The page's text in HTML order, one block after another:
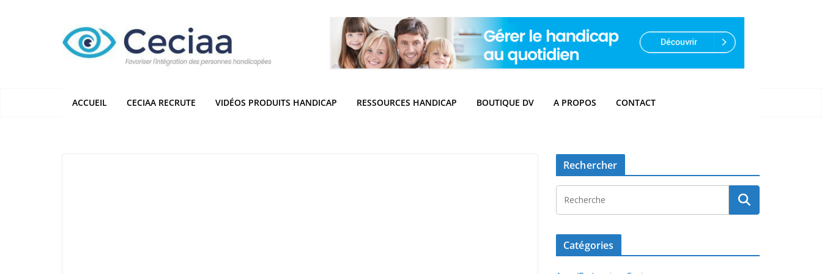
ACCUEIL CECIAA RECRUTE VIDÉOS PRODUITS HANDICAP RESSOURCES HANDICAP BOUTIQUE DV A PROPOS CONTACT
Rechercher
Catégories